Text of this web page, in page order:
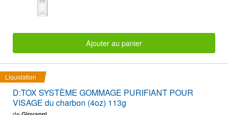
Ajouter au panier
Liquidation
D:TOX SYSTÈME GOMMAGE PURIFIANT POUR
VISAGE du charbon (4oz) 113g